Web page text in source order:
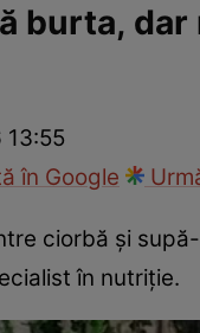
burta, dar
13:55
în Google
ciorbă și
în nutriție.